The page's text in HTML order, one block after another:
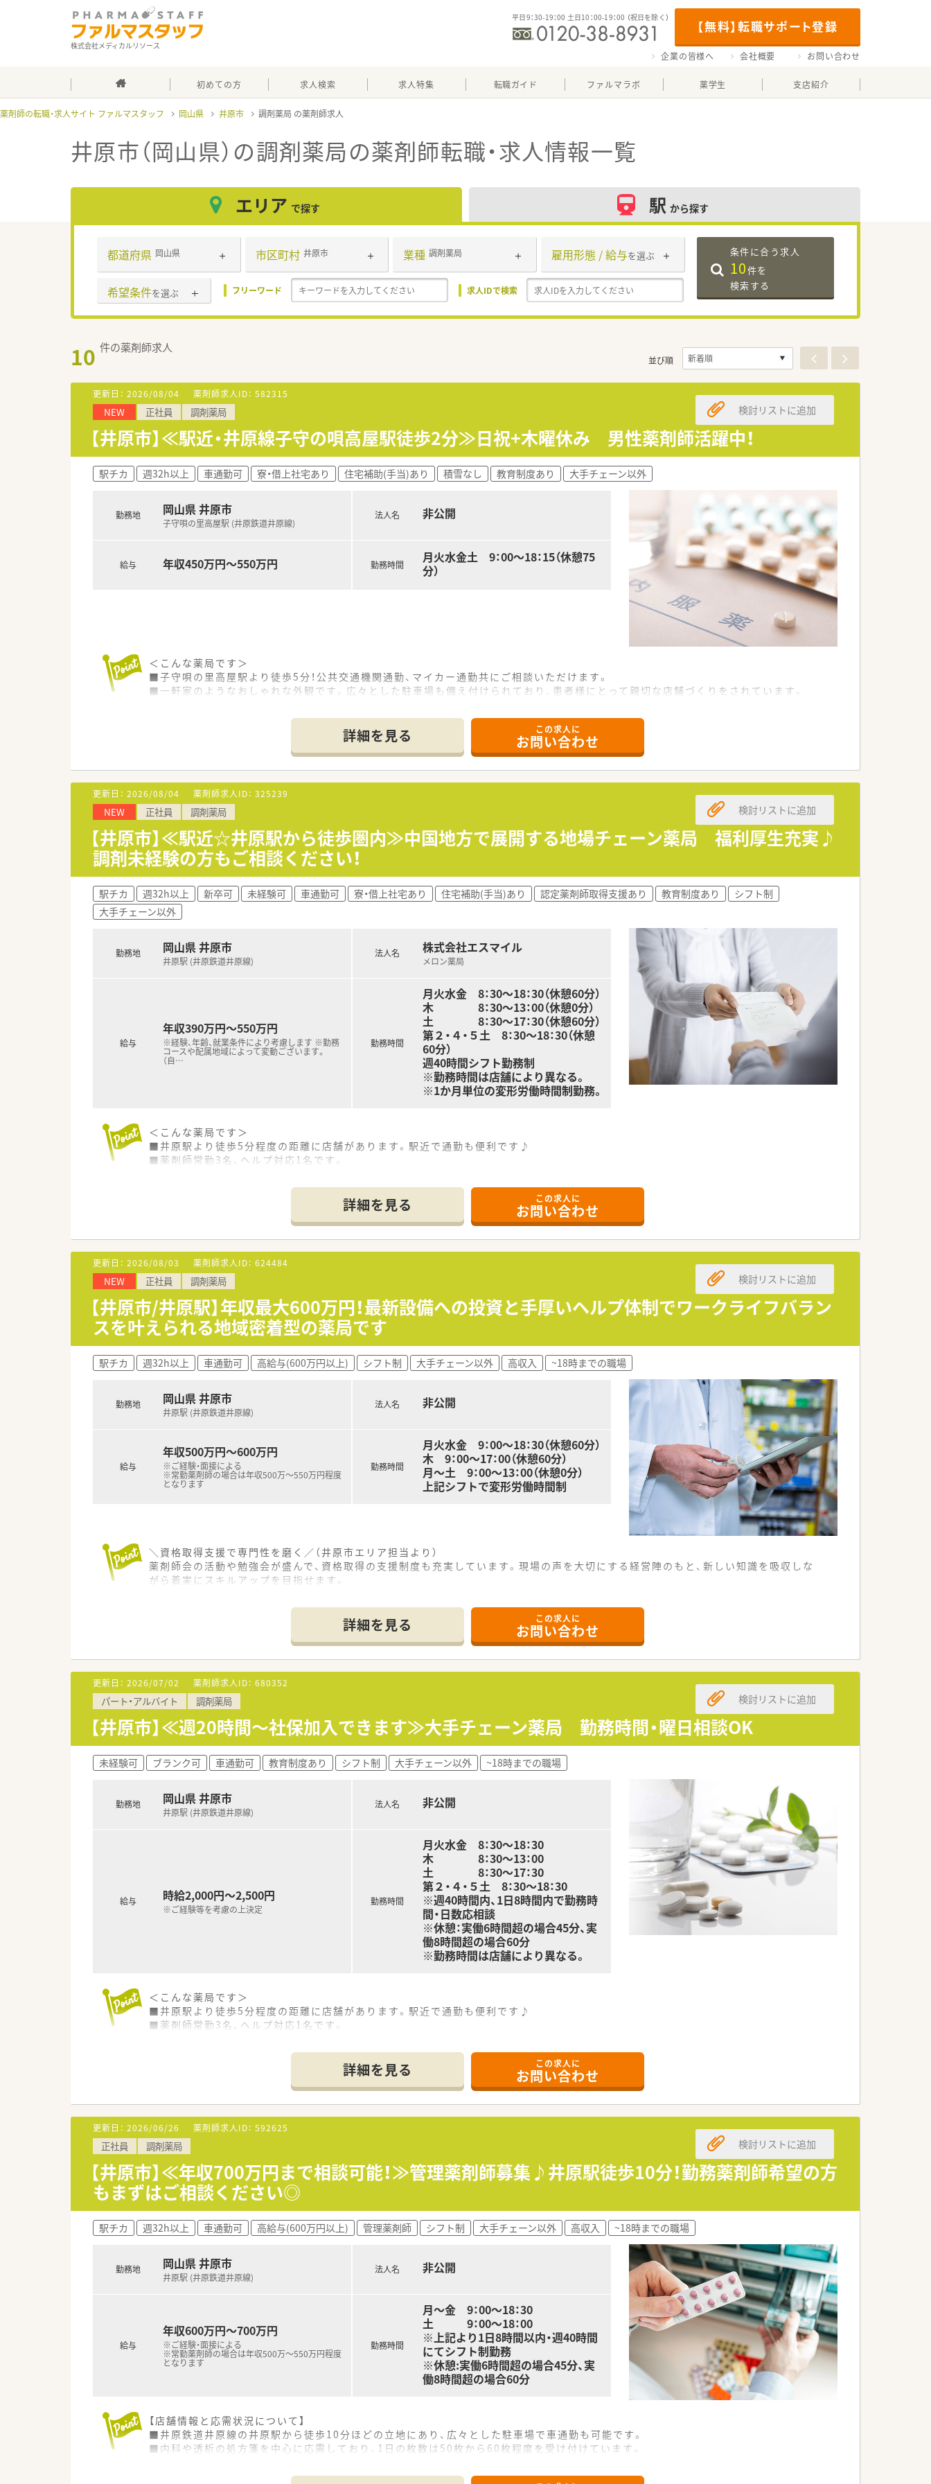
株式会社メディカルリソース
【無料】転職サポート登録
平日9：30-19：00 土日10：00-19：00 （祝日を除く）
企業の皆様へ 会社概要 お問い合わせ
初めての方 求人検索 求人特集 転職ガイド ファルマラボ 薬学生 支店紹介
薬剤師の転職・求人サイト ファルマスタッフ 岡山県 井原市 調剤薬局
井原市（岡山県）の調剤薬局の薬剤師転職・求人情報一覧
エリア で探す 駅 から探す
都道府県 岡山県 市区町村 井原市 業種 調剤薬局 雇用形態 / 給与を選ぶ
希望条件を選ぶ フリーワード 求人IDで検索
条件に合う求人
10件を
検索する
10 件の薬剤師求人
並び順
更新日： 2026/08/04 薬剤師求人ID： 582315
NEW 正社員 調剤薬局
【井原市】≪駅近・井原線子守の唄高屋駅徒歩2分≫日祝+木曜休み 男性薬剤師活躍中！
検討リストに追加
駅チカ 週32h以上 車通勤可 寮・借上社宅あり 住宅補助(手当)あり 積雪なし 教育制度あり 大手チェーン以外
勤務地 岡山県 井原市
子守唄の里高屋駅 (井原鉄道井原線)
給与 年収450万円～550万円
法人名 非公開
勤務時間
月火水金土 9：00～18：15（休憩75
分）
＜こんな薬局です＞
■子守唄の里高屋駅より徒歩5分！公共交通機関通勤、マイカー通勤共にご相談いただけます。
■一軒家のようなおしゃれな外観です。広々とした駐車場も備え付けられており、患者様にとって親切な店舗づくりをされています。
■処方箋による調剤業務、服薬指導、薬剤情報の提供など
＜研修制度＞
■現場の先輩薬剤師より指導を受けて頂きます。
＜法人特徴＞
■全9店舗展開中です。
岡山県井原市・笠岡市に7店、福岡県に2店舗を展開中。
■若いパワーで楽しい職場環境です。
スタッフの平均年齢は30代前半と非常に若く、新規出店も計画中。在宅医療に興味がある方も積極募集しています。
■賞与は年3回支給！一人ひとりの頑張りをしっかりと評価してくれる薬局です。
＜こんな方にもオススメ＞
■地元に根付いた企業で働きたい方
詳細を見る この求人に
お問い合わせ
更新日： 2026/08/04 薬剤師求人ID： 325239
NEW 正社員 調剤薬局
【井原市】≪駅近☆井原駅から徒歩圏内≫中国地方で展開する地場チェーン薬局 福利厚生充実♪
調剤未経験の方もご相談ください！
検討リストに追加
駅チカ 週32h以上 新卒可 未経験可 車通勤可 寮・借上社宅あり 住宅補助(手当)あり 認定薬剤師取得支援あり 教育制度あり
シフト制
大手チェーン以外
勤務地 岡山県 井原市
井原駅 (井原鉄道井原線)
給与
年収390万円～550万円
※経験、年齢、就業条件により考慮します ※勤務
コースや配属地域によって変動ございます。
（自…
法人名 株式会社エスマイル
メロン薬局
勤務時間
月火水金 8：30～18：30（休憩60分）
木 8：30～13：00（休憩0分）
土 8：30〜17：30（休憩60分）
第２・４・５土 8：30〜18：30（休憩
60分）
週40時間シフト勤務制
※勤務時間は店舗により異なる。
※1か月単位の変形労働時間制勤務。
＜こんな薬局です＞
■井原駅より徒歩5分程度の距離に店舗があります。駅近で通勤も便利です♪
■薬剤師常勤3名、ヘルプ対応1名です。
■近隣の医院より内科や小児科、皮膚科、糖尿病内科など幅広い処方を応需しています。
■処方箋枚数は約120～130枚/日です。
＜研修制度＞
■基本は配属店舗での OJT研修です。必要に応じて職種別・階層別の研修に参加して頂きます。
■未経験者やブランクの長い方については各種勉強会や集合研修にご参加頂いておりますのでご安心ください。
＜法人特徴＞
■東証プライム上場スズケングループの地場大手チェーン薬局です。
■1982年の創業以来、人々が笑顔になれる薬局を目指して地域の医療貢献に取り組み、中国エリアに116店舗の薬局を展開する法人で
す。
■全ての患者様が同等かつ上質な医療を受けることができるよう、笑顔をキーワードに患者様の為に何ができるかを常に考え、日々の業
務を行います。
■しっかりと基盤を固め、まずは保険薬局として患者さんに寄り添って服薬指導を行う「かかりつけ薬局」になること。その上で健康に
関する相談窓口として地域の皆様の主体的な健康の維持・増進を積極的に支援する「健康サポート薬局」を目指し、さらに病院や介護施設
などと連携を強化することで地域包括ケアにつながっていく事に重きを置いています。
■調剤事業にとどまらず、セルフメディケーションの推進・健康拠点として情報の発信や健康イベント開催などの取り組みを行っていま
■無菌調剤対応薬局の設置や関連会社の介護サービス事業を展開するサンキ・ウエルビィ（株）との連携、そして中国地方最大級の店舗網
を生かし、地域の皆さまが安心して暮らせる街づくりを支援します。
＜こんな方にもおすすめ＞
詳細を見る この求人に
お問い合わせ
更新日： 2026/08/03 薬剤師求人ID： 624484
NEW 正社員 調剤薬局
【井原市/井原駅】年収最大600万円！最新設備への投資と手厚いヘルプ体制でワークライフバラン
スを叶えられる地域密着型の薬局です
検討リストに追加
駅チカ 週32h以上 車通勤可 高給与(600万円以上) シフト制 大手チェーン以外 高収入 ~18時までの職場
勤務地 岡山県 井原市
井原駅 (井原鉄道井原線)
給与
年収500万円～600万円
※ご経験・面接による
※常勤薬剤師の場合は年収500万～550万円程度
となります
法人名 非公開
勤務時間
月火水金 9：00～18：30（休憩60分）
木 9：00～17：00（休憩60分）
月～土 9：00～13：00（休憩0分）
上記シフトで変形労働時間制
＼資格取得支援で専門性を磨く／（井原市エリア担当より）
薬剤師会の活動や勉強会が盛んで、資格取得の支援制度も充実しています。現場の声を大切にする経営陣のもと、新しい知識を吸収しな
がら着実にスキルアップを目指せます。
【店舗情報と応需状況について】
■井原鉄道の井原駅から徒歩2分という好立地にあり、内科や泌尿器科の処方箋をメインに1日40枚から50枚ほど応需しています。
■のどかな環境に位置する店舗はバリアフリー設計となっており、広い駐車場を完備しているためマイカーでの通勤も非常に便利です。
■地域に根ざした運営を続けており、近隣の医療機関とも密に連携を図りながら地域住民から親しまれている温かい雰囲気の薬局です。
【法人特徴について】
■岡山県や福岡県で多角的に展開しているグループの一員であり、一族の多くが薬剤師であるため現場への理解が非常に深い法人です。
■経営層が現場の「こうなったらいいな」という意見を親身に聞き入れ、業務効率を上げるための設備投資も積極的に行っています。
■薬剤師会の活動にも積極的に取り組んでおり、地域の医療水準を高めるための貢献活動や他職種との連携を大切にしているのが特徴
です。
【求人情報について】
■年収は500万円から600万円の間で経験により決定され、管理薬剤師候補としてキャリアを積みたい方も大歓迎の求人です。
■第二新卒の方でも年収515万円から相談が可能となっており、若手薬剤師の育成と待遇改善にも力を入れている魅力的な条件です。
■年間休日は110日確保されており、一族内に薬剤師が多く在籍しているため、急な欠員時にも応援体制が迅速に整う安心の環境です。
■処方箋に基づく調剤業務や服薬指導を軸に、薬歴管理や薬剤情報の提供など、薬剤師としての専門業務に専念できる体制を構築してい
■ピッキングなどの付随業務は事務スタッフが中心となって行うため、患者様との対話や高度な服薬指導に集中することが可能です。
■外来業務だけでなく施設在宅業務にも取り組んでおり、多職種と連携しながら地域医療の最前線で幅広い経験を積むことができます。
詳細を見る この求人に
お問い合わせ
更新日： 2026/07/02 薬剤師求人ID： 680352
パート・アルバイト 調剤薬局
【井原市】≪週20時間～社保加入できます≫大手チェーン薬局 勤務時間・曜日相談OK
検討リストに追加
未経験可 ブランク可 車通勤可 教育制度あり シフト制 大手チェーン以外 ~18時までの職場
勤務地 岡山県 井原市
井原駅 (井原鉄道井原線)
給与 時給2,000円～2,500円
※ご経験等を考慮の上決定
法人名 非公開
勤務時間
月火水金 8：30～18：30
木 8：30～13：00
土 8：30〜17：30
第２・４・５土 8：30〜18：30
※週40時間内、1日8時間内で勤務時
間・日数応相談
※休憩：実働6時間超の場合45分、実
働8時間超の場合60分
※勤務時間は店舗により異なる。
＜こんな薬局です＞
■井原駅より徒歩5分程度の距離に店舗があります。駅近で通勤も便利です♪
■薬剤師常勤3名、ヘルプ対応1名です。
■近隣の医院より内科や小児科、皮膚科、糖尿病内科など幅広い処方を応需しています。
■処方箋枚数は約120～130枚/日です。
＜研修制度＞
■基本は配属店舗での OJT研修です。必要に応じて職種別・階層別の研修に参加して頂きます。
■未経験者やブランクの長い方については各種勉強会や集合研修にご参加頂いておりますのでご安心ください。
＜法人特徴＞
■東証プライム上場スズケングループの地場大手チェーン薬局です。
■1982年の創業以来、人々が笑顔になれる薬局を目指して地域の医療貢献に取り組み、中国エリアに116店舗の薬局を展開する法人で
す。
■全ての患者様が同等かつ上質な医療を受けることができるよう、笑顔をキーワードに患者様の為に何ができるかを常に考え、日々の業
務を行います。
■しっかりと基盤を固め、まずは保険薬局として患者さんに寄り添って服薬指導を行う「かかりつけ薬局」になること。その上で健康に
関する相談窓口として地域の皆様の主体的な健康の維持・増進を積極的に支援する「健康サポート薬局」を目指し、さらに病院や介護施設
などと連携を強化することで地域包括ケアにつながっていく事に重きを置いています。
■調剤事業にとどまらず、セルフメディケーションの推進・健康拠点として情報の発信や健康イベント開催などの取り組みを行っていま
■無菌調剤対応薬局の設置や関連会社の介護サービス事業を展開するサンキ・ウエルビィ（株）との連携、そして中国地方最大級の店舗網
を生かし、地域の皆さまが安心して暮らせる街づくりを支援します。
＜こんな方にもおすすめ＞
■キャリアアップを目指す方、自身のスキルを磨きたい方
詳細を見る この求人に
お問い合わせ
更新日： 2026/06/26 薬剤師求人ID： 592625
正社員 調剤薬局
【井原市】≪年収700万円まで相談可能！≫管理薬剤師募集♪井原駅徒歩10分！勤務薬剤師希望の方
もまずはご相談ください◎
検討リストに追加
駅チカ 週32h以上 車通勤可 高給与(600万円以上) 管理薬剤師 シフト制 大手チェーン以外 高収入 ~18時までの職場
勤務地 岡山県 井原市
井原駅 (井原鉄道井原線)
給与
年収600万円～700万円
※ご経験・面接による
※常勤薬剤師の場合は年収500万～550万円程度
となります
法人名 非公開
勤務時間
月～金 9：00～18：30
土 9：00～18：00
※上記より1日8時間以内・週40時間
にてシフト制勤務
※休憩:実働6時間超の場合45分、実
働8時間超の場合60分
【店舗情報と応需状況について】
■井原鉄道井原線の井原駅から徒歩10分ほどの立地にあり、広々とした駐車場で車通勤も可能です。
■内科や透析の処方箋を中心に応需しており、1日の枚数は50枚から60枚程度を受け付けています。